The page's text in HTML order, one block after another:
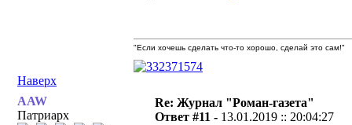
Наверх
"Если хочешь сделать что-то хорошо, сделай это сам!"
AAW
Патриарх
Re: Журнал "Роман-газета"
Ответ #11 - 13.01.2019 :: 20:04:27